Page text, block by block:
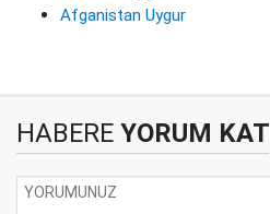
Afganistan Uygur
HABERE YORUM KAT